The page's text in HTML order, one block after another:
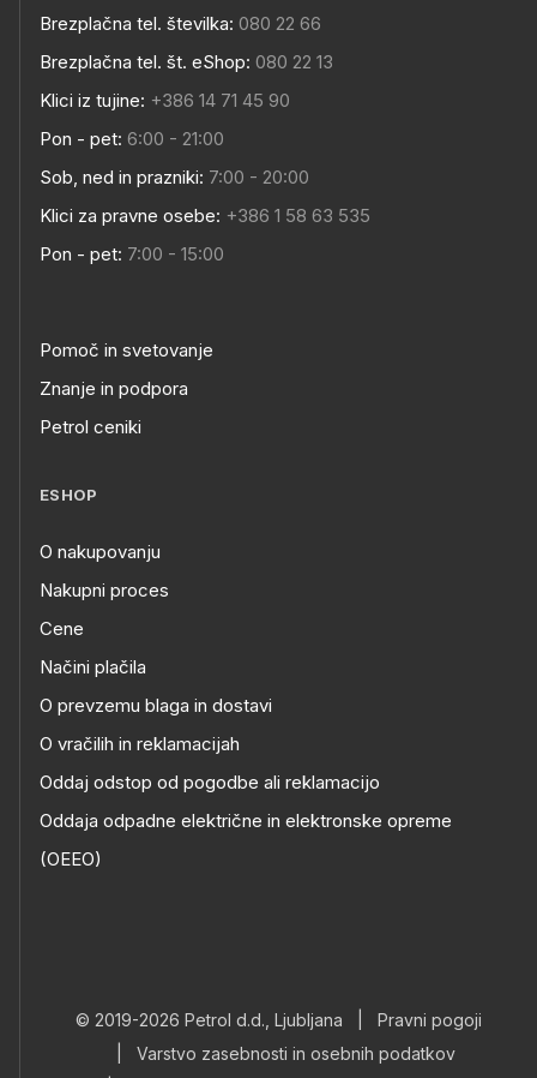
Brezplačna tel. številka: 080 22 66
Brezplačna tel. št. eShop: 080 22 13
Klici iz tujine: +386 14 71 45 90
Pon - pet: 6:00 - 21:00
Sob, ned in prazniki: 7:00 - 20:00
Klici za pravne osebe: +386 1 58 63 535
Pon - pet: 7:00 - 15:00
Pomoč in svetovanje
Znanje in podpora
Petrol ceniki
ESHOP
O nakupovanju
Nakupni proces
Cene
Načini plačila
O prevzemu blaga in dostavi
O vračilih in reklamacijah
Oddaj odstop od pogodbe ali reklamacijo
Oddaja odpadne električne in elektronske opreme
(OEEO)
© 2019-2026 Petrol d.d., Ljubljana
Pravni pogoji
Varstvo zasebnosti in osebnih podatkov